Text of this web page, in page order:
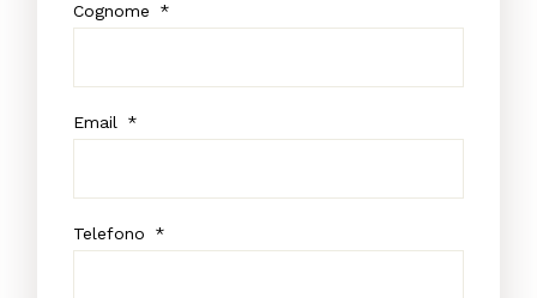
Cognome *
Email *
Telefono *